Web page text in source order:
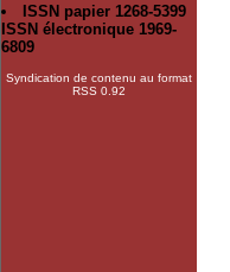
ISSN papier 1268-5399
ISSN électronique 1969-
6809
Syndication de contenu au format
RSS 0.92